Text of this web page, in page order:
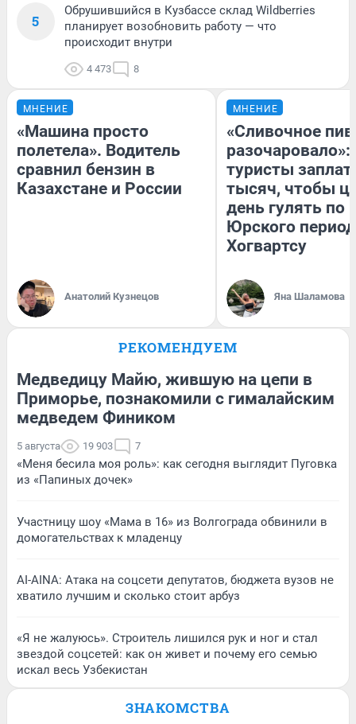
5
Обрушившийся в Кузбассе склад Wildberries
планирует возобновить работу — что
происходит внутри
4 473 8
МНЕНИЕ
«Машина просто
полетела». Водитель
сравнил бензин в
Казахстане и России
Анатолий Кузнецов
МНЕНИЕ
«Сливочное
разочаровало»:
туристы
тысяч, чтобы
день гулять по
Юрского
Хогвартсу
Яна Шаламова
РЕКОМЕНДУЕМ
Медведицу Майю, жившую на цепи в
Приморье, познакомили с гималайским
медведем Фиником
5 августа 19 903 7
«Меня бесила моя роль»: как сегодня выглядит Пуговка
из «Папиных дочек»
Участницу шоу «Мама в 16» из Волгограда обвинили в
домогательствах к младенцу
AI-AINA: Атака на соцсети депутатов, бюджета вузов не
хватило лучшим и сколько стоит арбуз
«Я не жалуюсь». Строитель лишился рук и ног и стал
звездой соцсетей: как он живет и почему его семью
искал весь Узбекистан
ЗНАКОМСТВА